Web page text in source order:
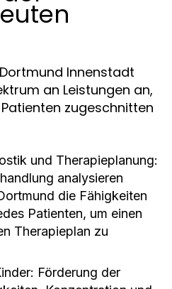
Innenstadt
an Leistungen an,
zugeschnitten
und Therapieplanung:
analysieren
die Fähigkeiten
Patienten, um einen
Therapieplan zu
Förderung der